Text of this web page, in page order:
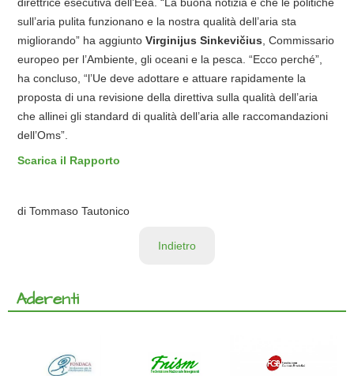
sull’aria pulita funzionano e la nostra qualità dell’aria sta
migliorando” ha aggiunto Virginijus Sinkevičius , Commissario
europeo per l’Ambiente, gli oceani e la pesca. “Ecco perché”,
ha concluso, “l’Ue deve adottare e attuare rapidamente la
proposta di una revisione della direttiva sulla qualità dell’aria
che allinei gli standard di qualità dell’aria alle raccomandazioni
dell’Oms”.
Scarica il Rapporto
di Tommaso Tautonico
Indietro
Aderenti